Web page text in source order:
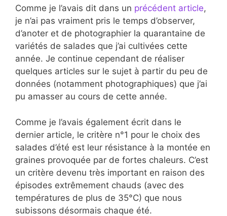
Comme je l’avais dit dans un précédent article,
je n’ai pas vraiment pris le temps d’observer,
d’anoter et de photographier la quarantaine de
variétés de salades que j’ai cultivées cette
année. Je continue cependant de réaliser
quelques articles sur le sujet à partir du peu de
données (notamment photographiques) que j’ai
pu amasser au cours de cette année.
Comme je l’avais également écrit dans le
dernier article, le critère n°1 pour le choix des
salades d’été est leur résistance à la montée en
graines provoquée par de fortes chaleurs. C’est
un critère devenu très important en raison des
épisodes extrêmement chauds (avec des
températures de plus de 35°C) que nous
subissons désormais chaque été.